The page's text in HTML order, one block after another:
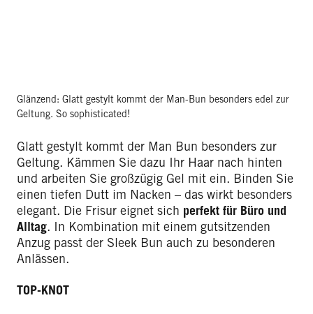
Glänzend: Glatt gestylt kommt der Man-Bun besonders edel zur
Geltung. So sophisticated!
Glatt gestylt kommt der Man Bun besonders zur
Geltung. Kämmen Sie dazu Ihr Haar nach hinten
und arbeiten Sie großzügig Gel mit ein. Binden Sie
einen tiefen Dutt im Nacken – das wirkt besonders
elegant. Die Frisur eignet sich perfekt für Büro und
Alltag. In Kombination mit einem gutsitzenden
Anzug passt der Sleek Bun auch zu besonderen
Anlässen.
TOP-KNOT